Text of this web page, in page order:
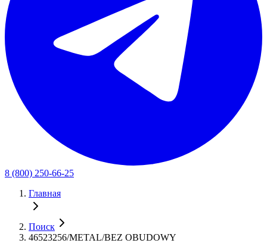
8 (800) 250-66-25
Главная
Поиск
46523256/METAL/BEZ OBUDOWY